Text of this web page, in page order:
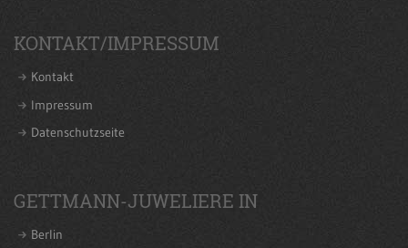
KONTAKT/IMPRESSUM
Kontakt
Impressum
Datenschutzseite
GETTMANN-JUWELIERE IN
Berlin